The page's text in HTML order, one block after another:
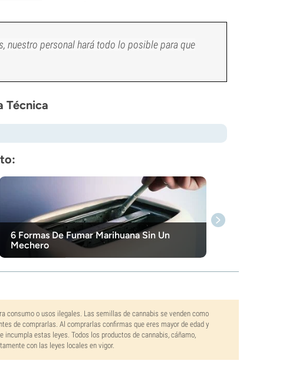
nuestro personal hará todo lo posible para que
Técnica
6 Formas De Fumar Marihuana Sin Un
Mechero
consumo o usos ilegales. Las semillas de cannabis se venden como
de comprarlas. Al comprarlas confirmas que eres mayor de edad y
estas leyes. Todos los productos de cannabis, cáñamo,
con las leyes locales en vigor.